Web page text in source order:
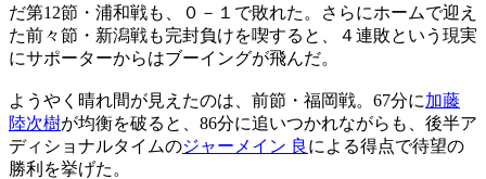
だ第12節・浦和戦も、０－１で敗れた。さらにホームで迎え
た前々節・新潟戦も完封負けを喫すると、４連敗という現実
にサポーターからはブーイングが飛んだ。
ようやく晴れ間が見えたのは、前節・福岡戦。67分に加藤
陸次樹が均衡を破ると、86分に追いつかれながらも、後半ア
ディショナルタイムのジャーメイン 良 による得点で待望の
勝利を挙げた。